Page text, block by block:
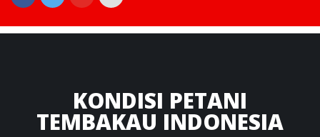
KONDISI PETANI
TEMBAKAU INDONESIA